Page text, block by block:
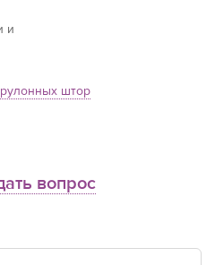
и
штор
вопрос